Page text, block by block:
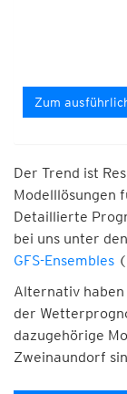
Zum
Der Trend ist
Modelllösungen
Detaillierte
bei uns unter den
GFS-Ensembles
Alternativ
der
dazugehörige
Zweinaundorf